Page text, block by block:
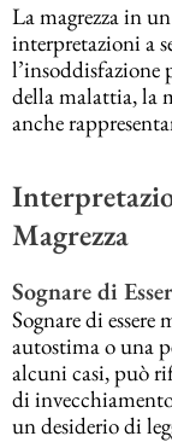
La magrezza in
interpretazioni a
l’insoddisfazione
della malattia, la
anche
Magrezza
Sognare di
Sognare di
autostima o una
alcuni casi, può
di
un desiderio di